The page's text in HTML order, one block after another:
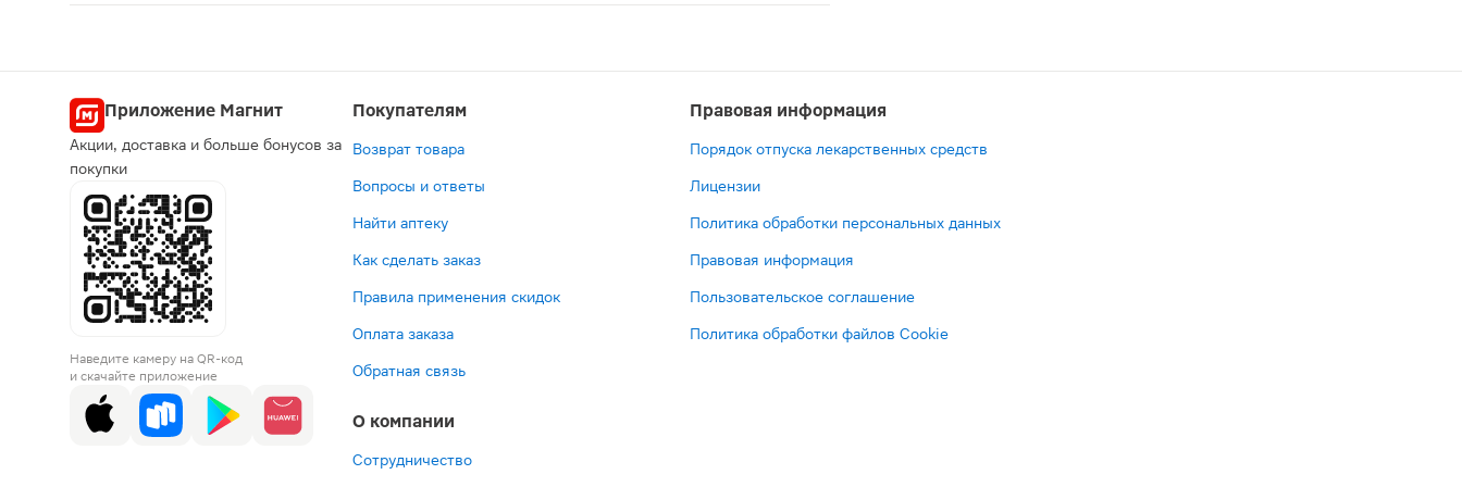
Приложение Магнит
Акции, доставка и больше бонусов за
покупки
Наведите камеру на QR-код
и скачайте приложение
Покупателям
Возврат товара
Вопросы и ответы
Найти аптеку
Как сделать заказ
Правила применения скидок
Оплата заказа
Обратная связь
О компании
Сотрудничество
Правовая информация
Порядок отпуска лекарственных средств
Лицензии
Политика обработки персональных данных
Правовая информация
Пользовательское соглашение
Политика обработки файлов Cookie